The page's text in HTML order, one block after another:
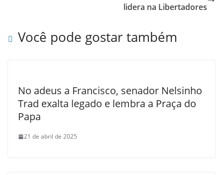
lidera na Libertadores
Você pode gostar também
No adeus a Francisco, senador Nelsinho
Trad exalta legado e lembra a Praça do
Papa
21 de abril de 2025